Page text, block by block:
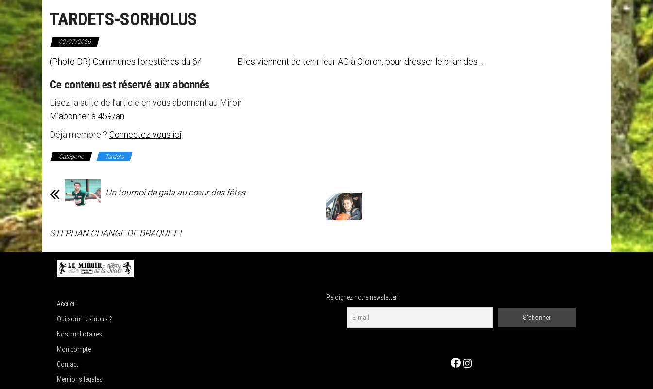
TARDETS-SORHOLUS
02/07/2026
(Photo DR) Communes forestières du 64 Elles viennent de tenir leur AG à Oloron, pour dresser le bilan des…
Ce contenu est réservé aux abonnés
Lisez la suite de l’article en vous abonnant au Miroir
M’abonner à 45€/an
Déjà membre ? Connectez-vous ici
Catégorie Tardets
Un tournoi de gala au cœur des fêtes
STEPHAN CHANGE DE BRAQUET !
Accueil
Qui sommes-nous ?
Nos publicitaires
Mon compte
Contact
Mentions légales
Rejoignez notre newsletter !
Facebook Instagram